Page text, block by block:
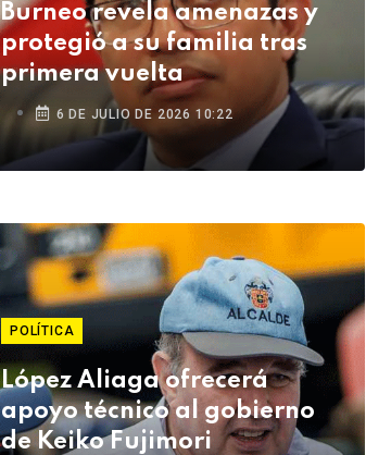
Burneo revela amenazas y
protegió a su familia tras
primera vuelta
6 DE JULIO DE 2026 10:22
POLÍTICA
López Aliaga ofrecerá
apoyo técnico al gobierno
de Keiko Fujimori